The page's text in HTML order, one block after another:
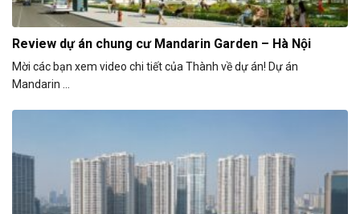
Review dự án chung cư Mandarin Garden – Hà Nội
Mời các bạn xem video chi tiết của Thành về dự án! Dự án
Mandarin ...